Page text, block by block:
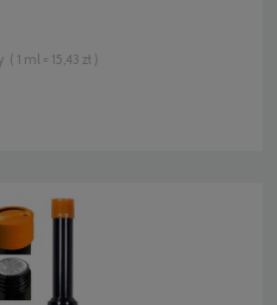
( 1 ml = 15,43 zł )